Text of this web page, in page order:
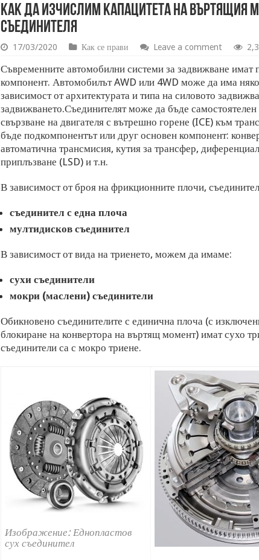
Как да изчислим капацитета на въртящия
съединителя
17/03/2020 Как се прави Leave a comment
Съвременните автомобилни системи за задвижване имат
компонент. Автомобилът AWD или 4WD може да има
зависимост от архитектурата и типа на силовото
задвижването.Съединителят може да бъде самостоятелен
свързване на двигателя с вътрешно горене (ICE) към
бъде подкомпонентът или друг основен компонент:
автоматична трансмисия, кутия за трансфер,
приплъзване (LSD) и т.н.
В зависимост от броя на фрикционните плочи,
съединител с една плоча
мултидисков съединител
В зависимост от вида на триенето, можем да имаме:
сухи съединители
мокри (маслени) съединители
Обикновено съединителите с единична плоча (с
блокиране на конвертора на въртящ момент) имат сухо
съединители са с мокро триене.
Изображение: Еднопластов
сух съединител